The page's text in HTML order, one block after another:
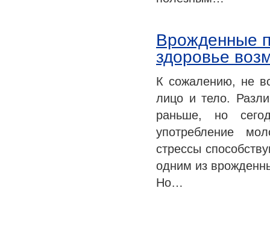
Врожденные
здоровье
К сожалению, не
лицо и тело.
раньше, но
употребление
стрессы
одним из
Но…